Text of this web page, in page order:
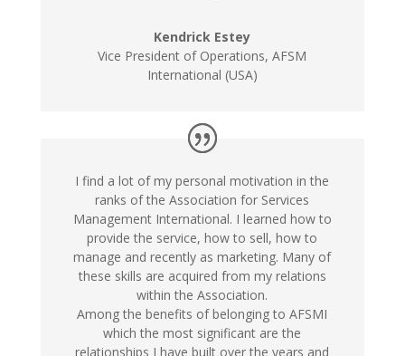
Kendrick Estey
Vice President of Operations, AFSM
International (USA)
I find a lot of my personal motivation in the
ranks of the Association for Services
Management International. I learned how to
provide the service, how to sell, how to
manage and recently as marketing. Many of
these skills are acquired from my relations
within the Association.
Among the benefits of belonging to AFSMI
which the most significant are the
relationships I have built over the years and